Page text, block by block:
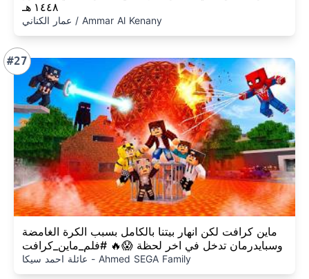
١٤٤٨ هـ
عمار الكناني / Ammar Al Kenany
#27
ماين كرافت لكن انهار بيتنا بالكامل بسبب الكرة الغامضة
وسبايدرمان تدخل في اخر لحظة 😱🔥 #فلم_ماين_كرافت
عائلة احمد سيكا - Ahmed SEGA Family